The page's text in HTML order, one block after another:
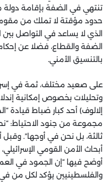
تنتهي في الضفة بإقامة
حدود مؤقتة لا تملك من
الذي لا يساعد في التواصل بين
الضفة والقطاع، فضلا عن
بالتنسيق الأمني.
على صعيد مختلف، ثمة في
وتحليلات بخصوص إمكانية
إلالوف) أحد كبار ضباط قيادة
مجموعة من جنود الاحتياط:
ثالثة، بل نحن في أوجها”.
أبحاث الأمن القومي
أوضح فيها “إن الجمود في
والفلسطينيين يؤكد لكل من في